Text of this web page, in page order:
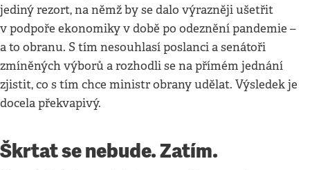
jediný rezort, na němž by se dalo výrazněji ušetřit
v podpoře ekonomiky v době po odeznění pandemie –
a to obranu. S tím nesouhlasí poslanci a senátoři
zmíněných výborů a rozhodli se na přímém jednání
zjistit, co s tím chce ministr obrany udělat. Výsledek je
docela překvapivý.
Škrtat se nebude. Zatím.